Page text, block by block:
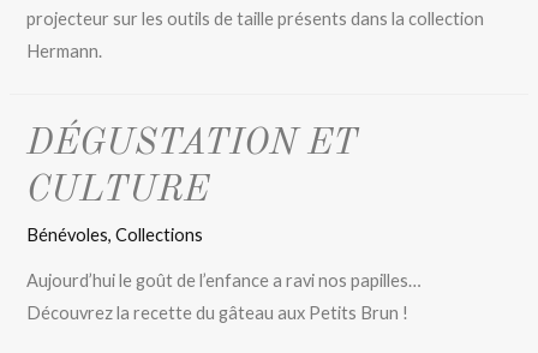
projecteur sur les outils de taille présents dans la collection
Hermann.
DÉGUSTATION ET
CULTURE
Bénévoles,Collections
Aujourd’hui le goût de l’enfance a ravi nos papilles…
Découvrez la recette du gâteau aux Petits Brun !